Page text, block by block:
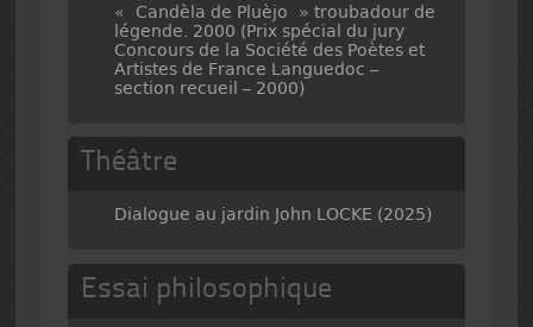
« Candèla de Pluèjo » troubadour de
légende. 2000 (Prix spécial du jury
Concours de la Société des Poètes et
Artistes de France Languedoc –
section recueil – 2000)
Théâtre
Dialogue au jardin John LOCKE (2025)
Essai philosophique